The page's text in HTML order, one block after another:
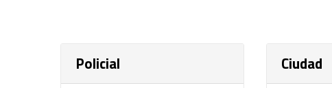
Policial Ciudad